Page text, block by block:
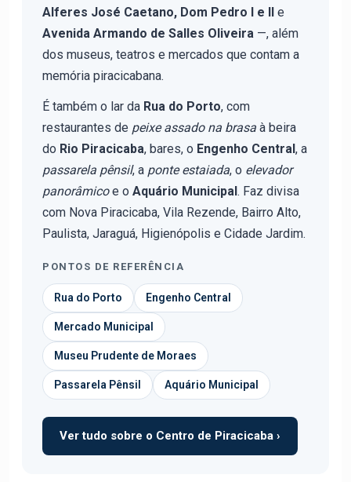
Alferes José Caetano, Dom Pedro I e II
e
Avenida Armando de Salles Oliveira —, além
dos museus, teatros e mercados que contam a
memória piracicabana.
É também o lar da Rua do Porto, com
restaurantes de peixe assado na brasa à beira
do Rio Piracicaba, bares, o Engenho Central , a
passarela pênsil, a ponte estaiada, o elevador
panorâmicoe o Aquário Municipal . Faz divisa
com Nova Piracicaba, Vila Rezende, Bairro Alto,
Paulista, Jaraguá, Higienópolis e Cidade Jardim.
PONTOS DE REFERÊNCIA
Rua do Porto Engenho Central
Mercado Municipal
Museu Prudente de Moraes
Passarela Pênsil Aquário Municipal
Ver tudo sobre o Centro de Piracicaba ›